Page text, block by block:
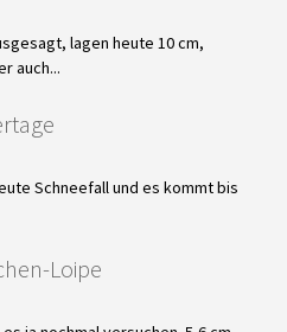
lagen heute 10 cm,
auch...
Schneefall und es kommt bis
Loipe